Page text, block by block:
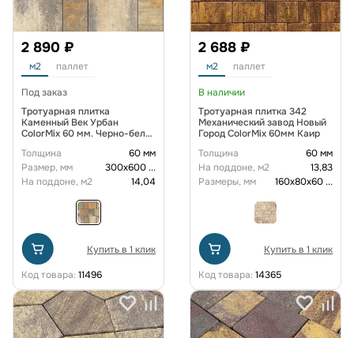
2 890 ₽
м2 паллет
Под заказ
Тротуарная плитка
Каменный Век Урбан
ColorMix 60 мм. Черно-бело-
Толщина
60 мм
Размер, мм
300х600...
На поддоне, м2
14,04
Купить в 1 клик
Код товара: 11496
2 688 ₽
м2 паллет
В наличии
Тротуарная плитка 342
Механический завод Новый
Город ColorMix 60мм Каир
Толщина
60 мм
На поддоне, м2
13,83
Размеры, мм
160х80х60...
Купить в 1 клик
Код товара: 14365